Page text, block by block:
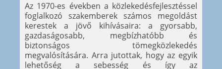
Az 1970-es években a közlekedésfejlesztéssel
foglalkozó szakemberek számos megoldást
kerestek a jövő kihívásaira: a gyorsabb,
gazdaságosabb, megbízhatóbb és
biztonságos tömegközlekedés
megvalósítására. Arra jutottak, hogy az egyik
lehetőség a sebesség és így az